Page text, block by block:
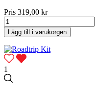
Pris 319,00 kr
Lägg till i varukorgen
1